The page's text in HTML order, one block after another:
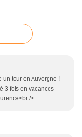
un tour en Auvergne !
3 fois en vacances
/>